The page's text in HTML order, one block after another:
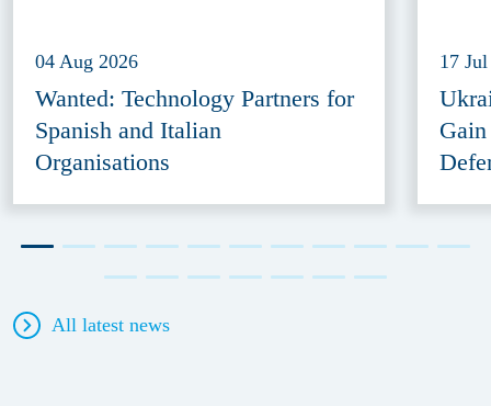
04 Aug 2026
Wanted: Technology Partners for
Spanish and Italian
Organisations
17
All latest news